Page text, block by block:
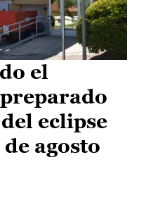
el
eclipse
agosto